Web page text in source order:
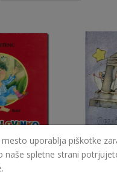
7,50 €
mesto uporablja piškotke
naše spletne strani